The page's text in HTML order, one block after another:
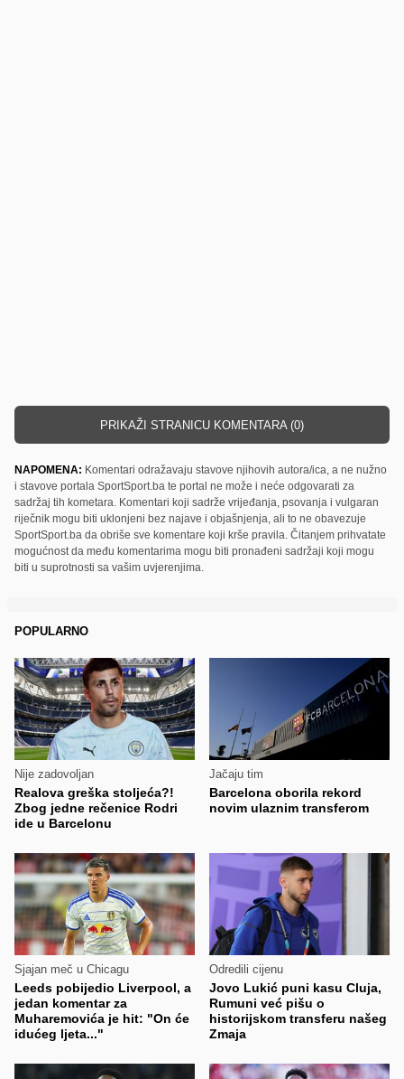
PRIKAŽI STRANICU KOMENTARA (0)
NAPOMENA: Komentari odražavaju stavove njihovih autora/ica, a ne nužno
i stavove portala SportSport.ba te portal ne može i neće odgovarati za
sadržaj tih kometara. Komentari koji sadrže vrijeđanja, psovanja i vulgaran
riječnik mogu biti uklonjeni bez najave i objašnjenja, ali to ne obavezuje
SportSport.ba da obriše sve komentare koji krše pravila. Čitanjem prihvatate
mogućnost da među komentarima mogu biti pronađeni sadržaji koji mogu
biti u suprotnosti sa vašim uvjerenjima.
POPULARNO
Nije zadovoljan
Realova greška stoljeća?!
Zbog jedne rečenice Rodri
ide u Barcelonu
Jačaju tim
Barcelona oborila rekord
novim ulaznim transferom
Sjajan meč u Chicagu
Leeds pobijedio Liverpool, a
jedan komentar za
Muharemovića je hit: "On će
idućeg ljeta..."
Odredili cijenu
Jovo Lukić puni kasu Cluja,
Rumuni već pišu o
historijskom transferu našeg
Zmaja